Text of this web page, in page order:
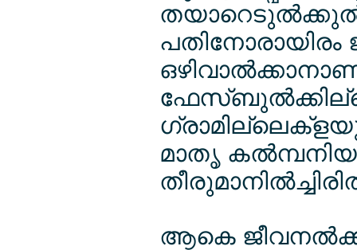
മാതൃ
ആകെ